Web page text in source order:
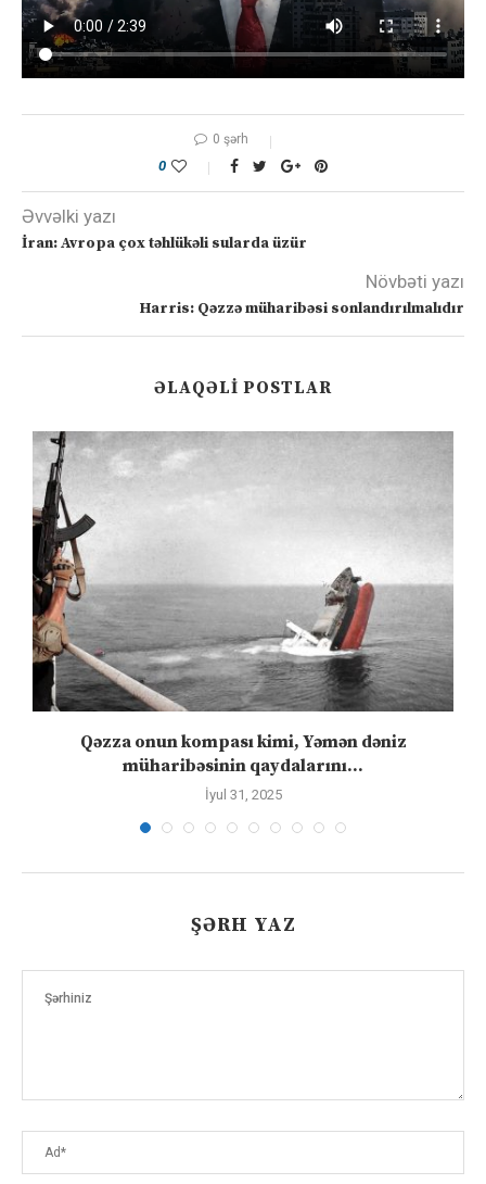
0 şərh
0
Əvvəlki yazı
İran: Avropa çox təhlükəli sularda üzür
Növbəti yazı
Harris: Qəzzə müharibəsi sonlandırılmalıdır
ƏLAQƏLI POSTLAR
Qəzza onun kompası kimi, Yəmən dəniz
müharibəsinin qaydalarını...
İyul 31, 2025
ŞƏRH YAZ